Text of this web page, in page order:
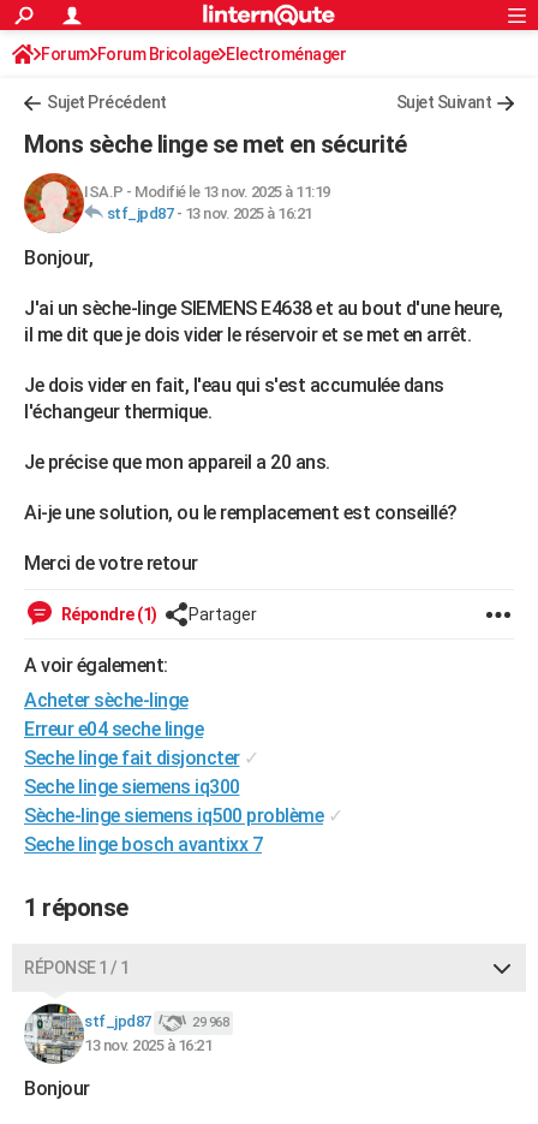
ACTUALITÉS
Politique
Société
Faits Divers
Education
Monde
Villes
+
FINANCE
Retraite
Impôts
Epargne
Immobilier
Risques naturels par ville
Banque
Assurance
Crédit
AUTO
Essais
Réserver un essai
Citadines
Berlines
SUV
Forum auto
+HIGH-TECH
Mobiles
Meilleur smartphone
Internet
Ordinateurs
Jeux vidéo
Guide high-tech
+
Guides de France
Escapades
Patrimoine
Expositions
Musées
Week-end nature
+LIFESTYLE
Art de vivre
Bien-être
Loisirs
Mode
Modes de vie
SANTE
Alimentation
Guide de la santé
Maladies
Médicaments
Sommeil
VOYAGE
Destinations
City break
Voyage nature
Voyage de noces
Forum
Climat
PHOTO
GUIDES D'ACHAT
BONS PLANS
CARTE DE VOEUX
Carte de Noël
Carte Bonne année
Carte Saint-Valentin
Carte Pâques
Carte d'anniversaire
DICTIONNAIRE
Dictionnaire
Biographies
Citations
Expressions
Proverbes
PROGRAMME TV
COPAINS D'AVANT
S'inscrire
Se connecter
Lycées
Collèges
Primaires
Universités
Entreprises
Service militaire
Avis de recherche
AVIS DE DÉCÈS
FORUM
Bricolage
Lifestyle
Culture
Sport
Auto
Television
Voyage
Cinema
S'inscrire
Connexion
Forum Forum Bricolage Electroménager
Sujet Précédent Sujet Suivant
Mons sèche linge se met en sécurité
ISA.P - Modifié le 13 nov. 2025 à 11:19
stf_jpd87- 13 nov. 2025 à 16:21
Bonjour,
J'ai un sèche-linge SIEMENS E4638 et au bout d'une heure,
il me dit que je dois vider le réservoir et se met en arrêt.
Je dois vider en fait, l'eau qui s'est accumulée dans
l'échangeur thermique.
Je précise que mon appareil a 20 ans.
Ai-je une solution, ou le remplacement est conseillé?
Merci de votre retour
Répondre (1) Partager
A voir également:
Acheter sèche-linge
Erreur e04 seche linge
Seche linge fait disjoncter ✓
Seche linge siemens iq300
Sèche-linge siemens iq500 problème ✓
Seche linge bosch avantixx 7
1 réponse
RÉPONSE 1 / 1
stf_jpd87 29 968
13 nov. 2025 à 16:21
Bonjour